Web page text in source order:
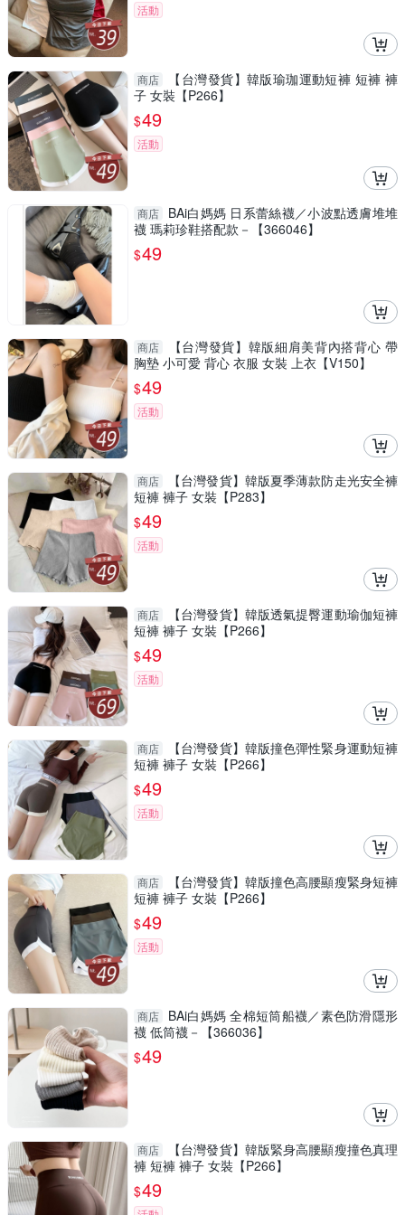
活動
商店
【台灣發貨】韓版瑜珈運動短褲 短褲 褲
子 女裝【P266】
$49
活動
商店
BAi白媽媽 日系蕾絲襪／小波點透膚堆堆
襪 瑪莉珍鞋搭配款－【366046】
$49
商店
【台灣發貨】韓版細肩美背內搭背心 帶
胸墊 小可愛 背心 衣服 女裝 上衣【V150】
$49
活動
商店
【台灣發貨】韓版夏季薄款防走光安全褲
短褲 褲子 女裝【P283】
$49
活動
商店
【台灣發貨】韓版透氣提臀運動瑜伽短褲
短褲 褲子 女裝【P266】
$49
活動
商店
【台灣發貨】韓版撞色彈性緊身運動短褲
短褲 褲子 女裝【P266】
$49
活動
商店
【台灣發貨】韓版撞色高腰顯瘦緊身短褲
短褲 褲子 女裝【P266】
$49
活動
商店
BAi白媽媽 全棉短筒船襪／素色防滑隱形
襪 低筒襪－【366036】
$49
商店
【台灣發貨】韓版緊身高腰顯瘦撞色真理
褲 短褲 褲子 女裝【P266】
$49